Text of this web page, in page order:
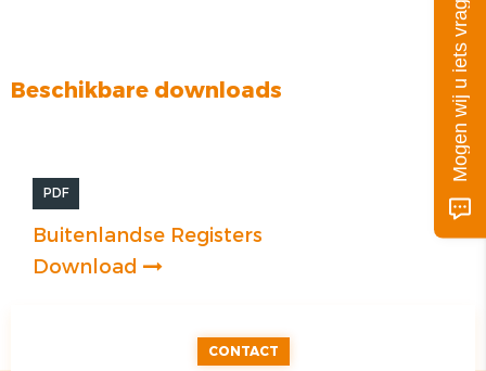
Beschikbare downloads
PDF
Buitenlandse Registers
Download
CONTACT
Mogen wij u iets vragen?